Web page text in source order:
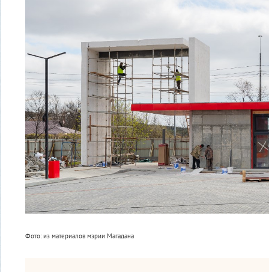
Фото: из материалов мэрии Магадана